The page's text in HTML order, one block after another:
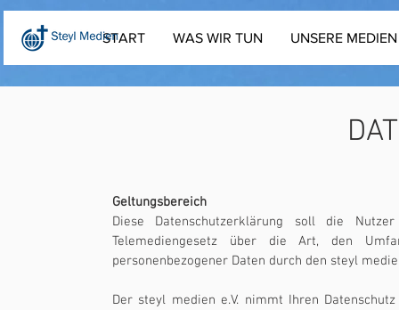
START WAS WIR TUN UNSERE MEDIEN
Geltungsbereich
Diese Datenschutzerklärung soll die
Telemediengesetz über die Art, den
personenbezogener Daten durch den steyl
Der steyl medien e.V. nimmt Ihren